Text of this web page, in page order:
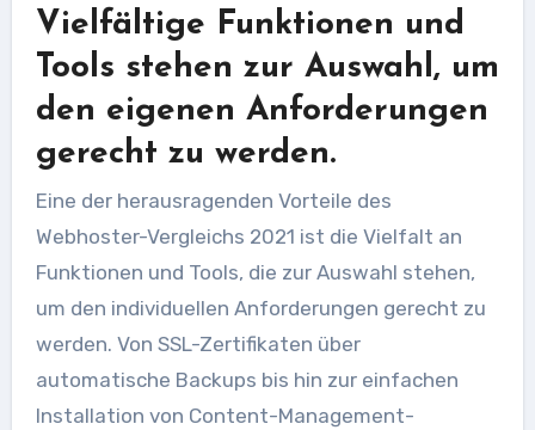
Vielfältige Funktionen und
Tools stehen zur Auswahl, um
den eigenen Anforderungen
gerecht zu werden.
Eine der herausragenden Vorteile des
Webhoster-Vergleichs 2021 ist die Vielfalt an
Funktionen und Tools, die zur Auswahl stehen,
um den individuellen Anforderungen gerecht zu
werden. Von SSL-Zertifikaten über
automatische Backups bis hin zur einfachen
Installation von Content-Management-